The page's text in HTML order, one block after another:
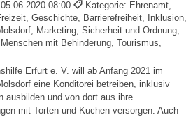
05.06.2020 08:00
Kategorie: Ehrenamt,
Geschichte, Barrierefreiheit, Inklusion,
Marketing, Sicherheit und Ordnung,
mit Behinderung, Tourismus,
Erfurt e. V. will ab Anfang 2021 im
eine Konditorei betreiben, inklusiv
ausbilden und von dort aus ihre
mit Torten und Kuchen versorgen. Auch